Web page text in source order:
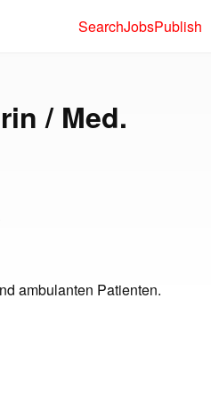
SearchJobsPublish
/ Med.
ambulanten Patienten.